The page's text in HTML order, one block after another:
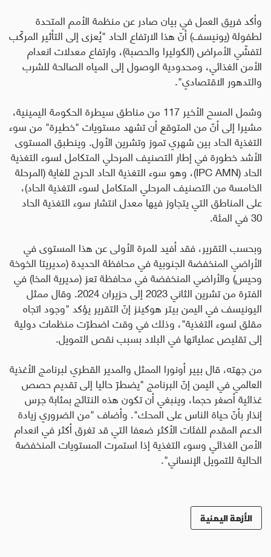
وأكد فريق العمل في بيان صادر عن منظمة الأمم المتحدة
لطفولة (يونيسف) أنّ هذا الارتفاع الحاد "يُعزى إلى التأثير المركّب
لتفشّي الأمراض (الكوليرا والحصبة)، وارتفاع معدلات انعدام
الأمن الغذائي، ومحدودية الوصول إلى المياه الصالحة للشرب
والتدهور الاقتصادي".
وشمل المسح الأخير 117 من مناطق سيطرة الحكومة اليمينية،
مشيرا إلى أنّ من المتوقع أن تشهد مستويات "خطيرة" من سوء
التغذية الحاد بين شهري تموز وتشرين الأول. وينطبق المستوى
الأشد خطورة في إطار التصنيف المرحلي المتكامل لسوء التغذية
الحاد(IPC AMN) ، وهو سوء التغذية الحاد الحرج للغاية (المرحلة
الخامسة من التصنيف المرحلي المتكامل لسوء التغذية الحاد)،
على المناطق التي يتجاوز فيها معدل انتشار سوء التغذية الحاد
30 في المئة
.
وبحسب التقرير، فقد أفيد للمرة الأولى عن هذا المستوى في
الأراضي المنخفضة الجنوبية في محافظة الحديدة (مديريتا الخوخة
وحيس) والأراضي المنخفضة في محافظة تعز (مديرية المخا) في
الفترة من تشرين الثاني 2023 إلى حزيران 2024 . وقال ممثل
اليونيسف في اليمن بيتر هوكينز إنّ التقرير يؤكد "وجود اتجاه
مقلق لسوء التغذية"، وذلك في وقت اضطرّت منظمات دولية
إلى تقليص عملياتها في البلاد بسبب نقص التمويل.
من جهته، قال بيير أونورا الممثل والمدير القطري لبرنامج الأغذية
العالمي في اليمن إنّ البرنامج "يضطرّ حاليا إلى تقديم حصص
غذائية أصغر حجما، وينبغي أن تكون هذه النتائج بمثابة جرس
إنذار بأنّ حياة الناس على المحك". وأضاف "من الضروري زيادة
الدعم المقدم للفئات الأكثر ضعفا التي قد تغرق أكثر في انعدام
الأمن الغذائي وسوء التغذية إذا استمرت المستويات المنخفضة
الحالية للتمويل الإنساني".
الأزمة اليمنية